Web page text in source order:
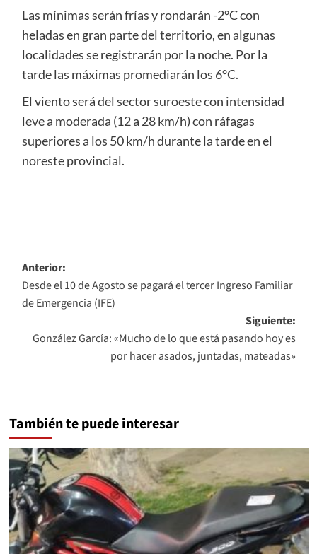
Las mínimas serán frías y rondarán -2°C con
heladas en gran parte del territorio, en algunas
localidades se registrarán por la noche. Por la
tarde las máximas promediarán los 6°C.
El viento será del sector suroeste con intensidad
leve a moderada (12 a 28 km/h) con ráfagas
superiores a los 50 km/h durante la tarde en el
noreste provincial.
Navegación
de
entradas
Anterior:
Desde el 10 de Agosto se pagará el tercer Ingreso Familiar
de Emergencia (IFE)
Siguiente:
González García: «Mucho de lo que está pasando hoy es
por hacer asados, juntadas, mateadas»
También te puede interesar